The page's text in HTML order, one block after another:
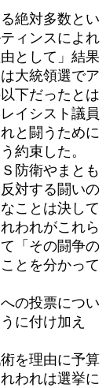
絶対多数とい
ィンスによれ
として」結果
大統領選でア
下だったとは
イシスト議員
と闘うために
約束した。
防衛やまとも
対する闘いの
ことは決して
われがこれら
「その闘争の
とを分かって
の投票につい
に付け加え
を理由に予算
われは選挙に